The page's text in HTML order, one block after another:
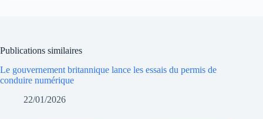
Publications similaires
Le gouvernement britannique lance les essais du permis de
conduire numérique
22/01/2026